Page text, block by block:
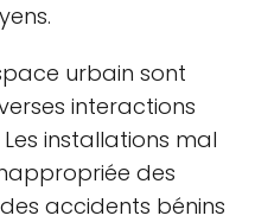
urbain sont
interactions
installations mal
des
accidents bénins